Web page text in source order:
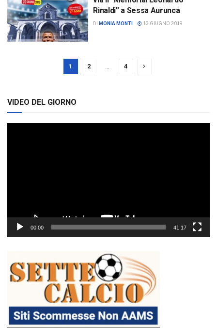
Rinaldi” a Sessa Aurunca
DI MONIA MONTI 13 GIUGNO 2019
1 2 … 4
VIDEO DEL GIORNO
00:00 41:17